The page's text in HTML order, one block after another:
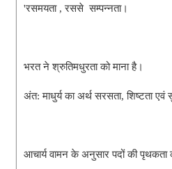
'रसमयता , रससे  सम्पन्नता।
भरत ने श्रुतिमधुरता को माना है।
अंत: माधुर्य का अर्थ सरसता, शिष्टता एवं
आचार्य वामन के अनुसार पदों की पृथकता